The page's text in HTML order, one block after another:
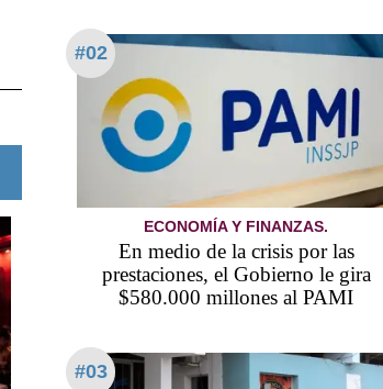
#02
ECONOMÍA Y FINANZAS.
En medio de la crisis por las
prestaciones, el Gobierno le gira
$580.000 millones al PAMI
#03